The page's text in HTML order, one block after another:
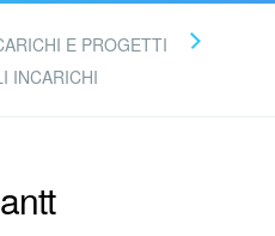
frequenti
E PROGETTI
INCARICHI